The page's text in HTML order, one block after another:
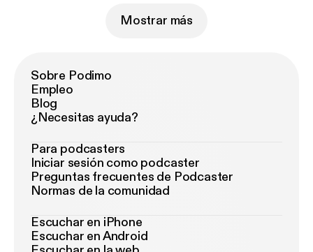
Mostrar más
Sobre Podimo
Empleo
Blog
¿Necesitas ayuda?
Para podcasters
Iniciar sesión como podcaster
Preguntas frecuentes de Podcaster
Normas de la comunidad
Escuchar en iPhone
Escuchar en Android